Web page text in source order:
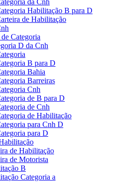
da Cnh
Habilitação B para D
de Habilitação
Categoria
D da Cnh
B para D
Bahia
Barreiras
Cnh
de B para D
de Cnh
de Habilitação
para Cnh D
para D
de Habilitação
de Motorista
B
Categoria a